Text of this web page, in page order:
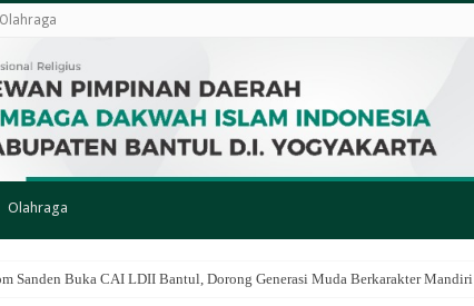
Olahraga
Olahraga
Sanden Buka CAI LDII Bantul, Dorong Generasi Muda Berkarakter Mandiri